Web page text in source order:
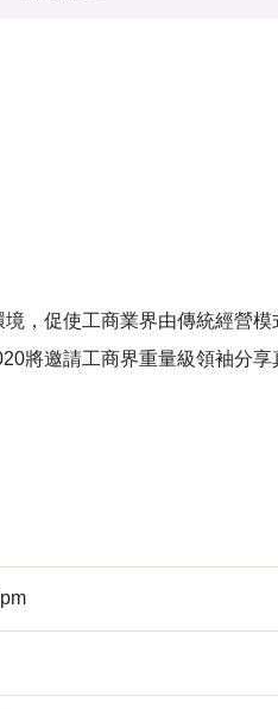
，促使工商業界由傳統經營
將邀請工商界重量級領袖分享